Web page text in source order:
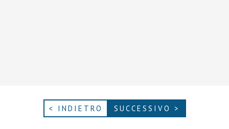
< INDIETRO SUCCESSIVO >